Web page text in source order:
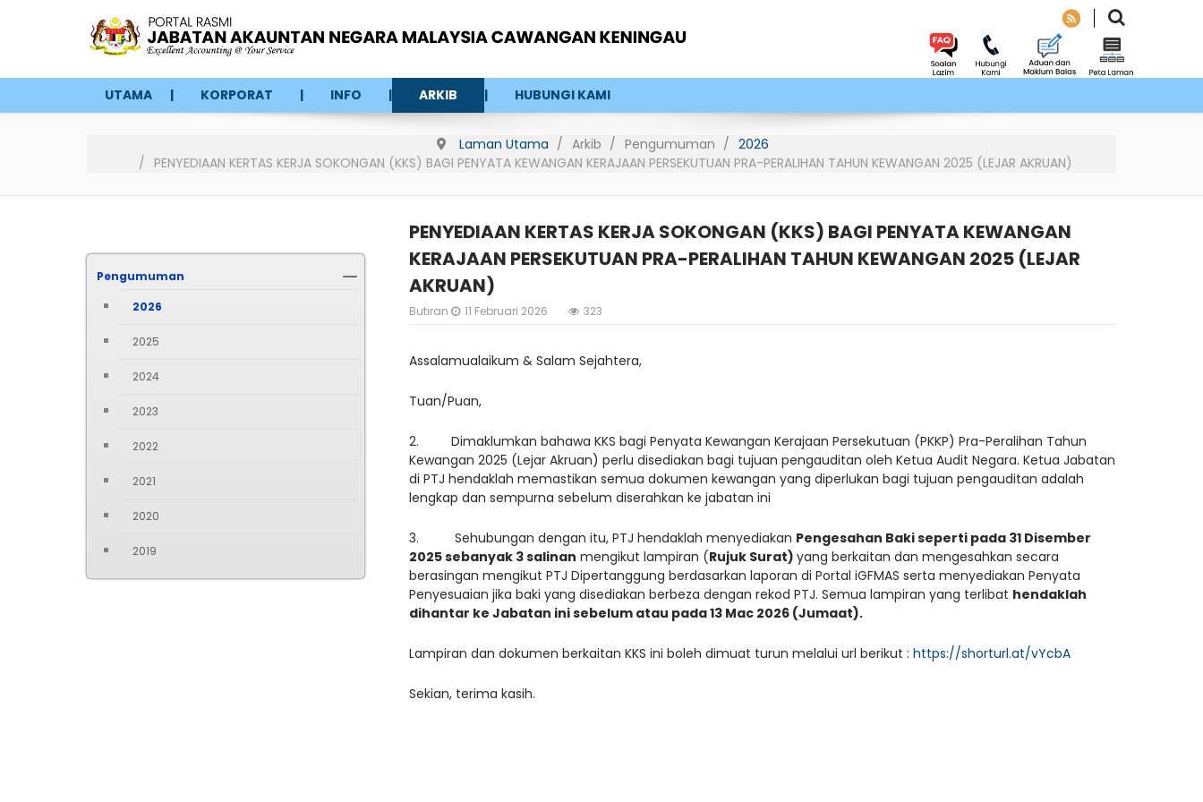
UTAMA KORPORAT INFO ARKIB HUBUNGI KAMI
Laman Utama Arkib Pengumuman
2026
PENYEDIAAN KERTAS KERJA SOKONGAN (KKS) BAGI PENYATA KEWANGAN KERAJAAN PERSEKUTUAN PRA-PERALIHAN TAHUN KEWANGAN 2025 (LEJAR AKRUAN)
Pengumuman
2026
2025
2024
2023
2022
2021
2020
2019
PENYEDIAAN KERTAS KERJA SOKONGAN (KKS) BAGI PENYATA KEWANGAN
KERAJAAN PERSEKUTUAN PRA-PERALIHAN TAHUN KEWANGAN 2025 (LEJAR
AKRUAN)
Butiran 11 Februari 2026 323
Assalamualaikum & Salam Sejahtera,
Tuan/Puan,
2. Dimaklumkan bahawa KKS bagi Penyata Kewangan Kerajaan Persekutuan (PKKP) Pra-Peralihan Tahun
Kewangan 2025 (Lejar Akruan) perlu disediakan bagi tujuan pengauditan oleh Ketua Audit Negara. Ketua Jabatan
di PTJ hendaklah memastikan semua dokumen kewangan yang diperlukan bagi tujuan pengauditan adalah
lengkap dan sempurna sebelum diserahkan ke jabatan ini
3. Sehubungan dengan itu, PTJ hendaklah menyediakan Pengesahan Baki seperti pada 31 Disember
2025 sebanyak 3 salinan mengikut lampiran (Rujuk Surat) yang berkaitan dan mengesahkan secara
berasingan mengikut PTJ Dipertanggung berdasarkan laporan di Portal iGFMAS serta menyediakan Penyata
Penyesuaian jika baki yang disediakan berbeza dengan rekod PTJ. Semua lampiran yang terlibat hendaklah
dihantar ke Jabatan ini sebelum atau pada 13 Mac 2026 (Jumaat).
Lampiran dan dokumen berkaitan KKS ini boleh dimuat turun melalui url berikut : https://shorturl.at/vYcbA
Sekian, terima kasih.